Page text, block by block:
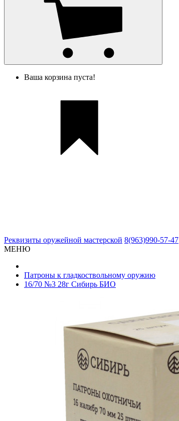
Ваша корзина пуста!
Реквизиты оружейной мастерской 8(963)990-57-47
МЕНЮ
Патроны к гладкоствольному оружию
16/70 №3 28г Сибирь БИО